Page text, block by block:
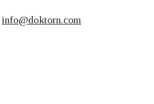
info@doktorn.com